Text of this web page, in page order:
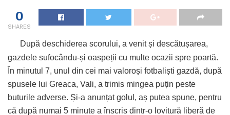
0
SHARES
După deschiderea scorului, a venit și descătușarea,
gazdele sufocându-și oaspeții cu multe ocazii spre poartă.
În minutul 7, unul din cei mai valoroși fotbaliști gazdă, după
spusele lui Greaca, Vali, a trimis mingea puțin peste
buturile adverse. Și-a anunțat golul, aș putea spune, pentru
că după numai 5 minute a înscris dintr-o lovitură liberă de